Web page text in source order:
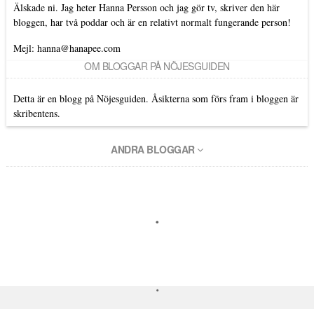
Älskade ni. Jag heter Hanna Persson och jag gör tv, skriver den här
bloggen, har två poddar och är en relativt normalt fungerande person!
Mejl: hanna@hanapee.com
OM BLOGGAR PÅ NÖJESGUIDEN
Detta är en blogg på Nöjesguiden. Åsikterna som förs fram i bloggen är
skribentens.
ANDRA BLOGGAR